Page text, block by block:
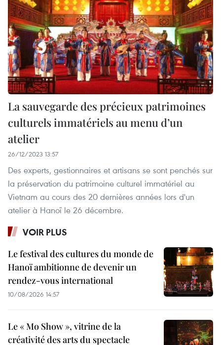
La sauvegarde des précieux patrimoines
culturels immatériels au menu d’un
atelier
26/12/2023 13:57
Des experts, gestionnaires et artisans se sont penchés sur
la préservation du patrimoine culturel immatériel au
Vietnam au cours des 20 dernières années lors d'un
atelier à Hanoï le 26 décembre.
VOIR PLUS
Le festival des cultures du monde de
Hanoï ambitionne de devenir un
rendez-vous international
10/08/2026 14:57
Le « Mo Show », vitrine de la
créativité des arts du spectacle